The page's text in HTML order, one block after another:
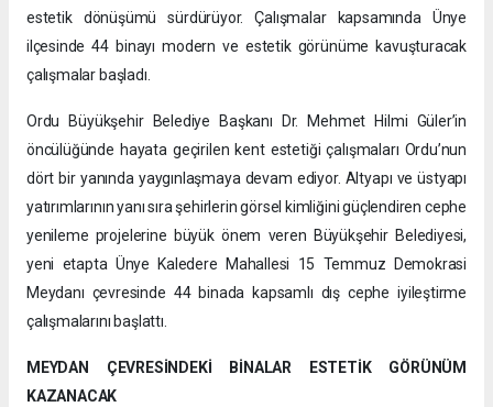
estetik dönüşümü sürdürüyor. Çalışmalar kapsamında Ünye
ilçesinde 44 binayı modern ve estetik görünüme kavuşturacak
çalışmalar başladı.
Ordu Büyükşehir Belediye Başkanı Dr. Mehmet Hilmi Güler’in
öncülüğünde hayata geçirilen kent estetiği çalışmaları Ordu’nun
dört bir yanında yaygınlaşmaya devam ediyor. Altyapı ve üstyapı
yatırımlarının yanı sıra şehirlerin görsel kimliğini güçlendiren cephe
yenileme projelerine büyük önem veren Büyükşehir Belediyesi,
yeni etapta Ünye Kaledere Mahallesi 15 Temmuz Demokrasi
Meydanı çevresinde 44 binada kapsamlı dış cephe iyileştirme
çalışmalarını başlattı.
MEYDAN ÇEVRESİNDEKİ BİNALAR ESTETİK GÖRÜNÜM
KAZANACAK